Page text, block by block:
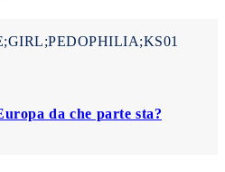
da che parte sta?